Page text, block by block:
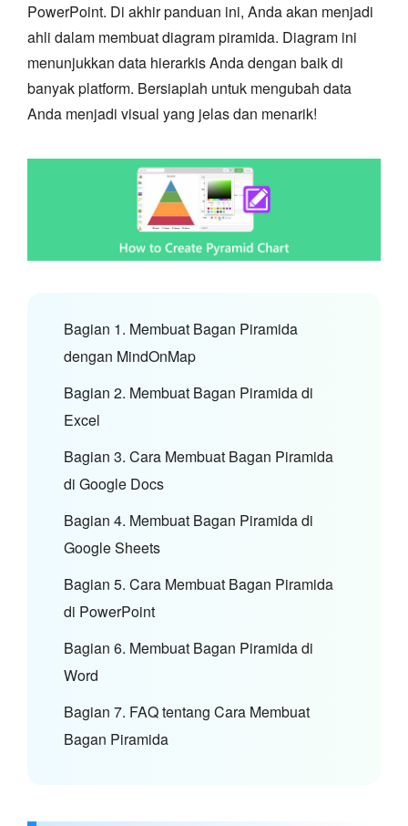
PowerPoint. Di akhir panduan ini, Anda akan menjadi
ahli dalam membuat diagram piramida. Diagram ini
menunjukkan data hierarkis Anda dengan baik di
banyak platform. Bersiaplah untuk mengubah data
Anda menjadi visual yang jelas dan menarik!
Bagian 1. Membuat Bagan Piramida
dengan MindOnMap
Bagian 2. Membuat Bagan Piramida di
Excel
Bagian 3. Cara Membuat Bagan Piramida
di Google Docs
Bagian 4. Membuat Bagan Piramida di
Google Sheets
Bagian 5. Cara Membuat Bagan Piramida
di PowerPoint
Bagian 6. Membuat Bagan Piramida di
Word
Bagian 7. FAQ tentang Cara Membuat
Bagan Piramida